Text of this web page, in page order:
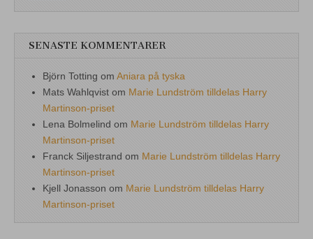
SENASTE KOMMENTARER
Björn Totting om Aniara på tyska
Mats Wahlqvist om Marie Lundström tilldelas Harry
Martinson-priset
Lena Bolmelind om Marie Lundström tilldelas Harry
Martinson-priset
Franck Siljestrand om Marie Lundström tilldelas Harry
Martinson-priset
Kjell Jonasson om Marie Lundström tilldelas Harry
Martinson-priset